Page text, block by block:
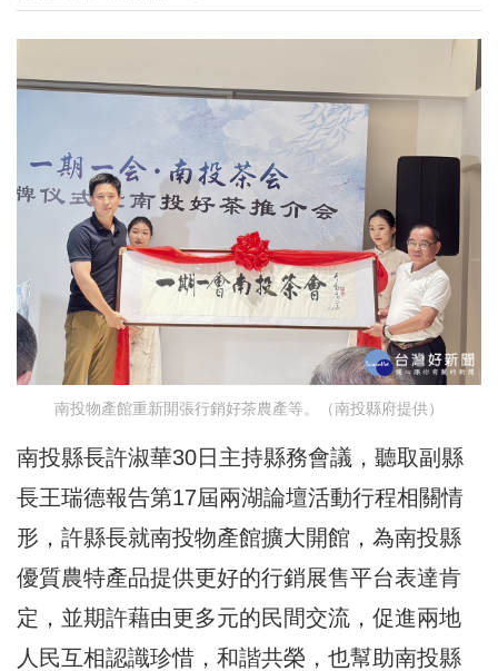
南投物產館重新開張行銷好茶農產等。（南投縣府提供）
南投縣長許淑華30日主持縣務會議，聽取副縣
長王瑞德報告第17屆兩湖論壇活動行程相關情
形，許縣長就南投物產館擴大開館，為南投縣
優質農特產品提供更好的行銷展售平台表達肯
定，並期許藉由更多元的民間交流，促進兩地
人民互相認識珍惜，和諧共榮，也幫助南投縣